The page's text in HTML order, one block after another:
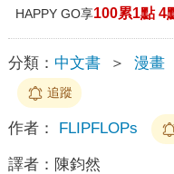
HAPPY GO享100累1點 4
分類： 中文書 ＞ 漫畫
追蹤
作者： FLIPFLOPs
譯者： 陳鈞然